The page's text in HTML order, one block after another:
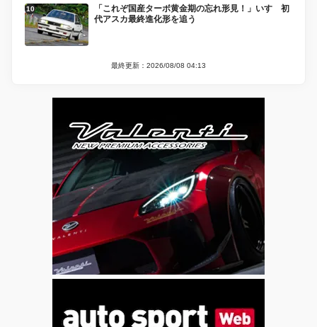
「これぞ国産ターボ黄金期の忘れ形見！」いすゞ初
代アスカ最終進化形を追う
最終更新：2026/08/08 04:13